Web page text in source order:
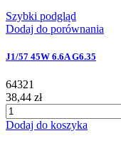
Szybki podgląd
Dodaj do porównania
J1/57 45W 6.6A G6.35
64321
38,44 zł
Dodaj do koszyka